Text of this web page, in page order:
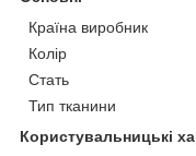
Країна виробник
Колір
Стать
Тип тканини
Користувальницькі